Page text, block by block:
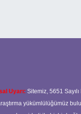
Uyarı: Sitemiz, 5651
yükümlülüğümüz